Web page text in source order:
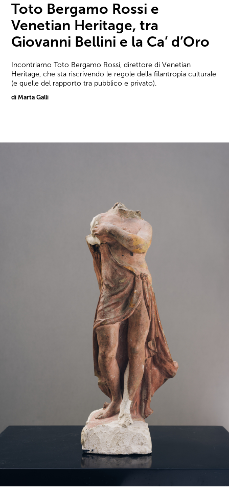
Toto Bergamo Rossi e
Venetian Heritage, tra
Giovanni Bellini e la Ca’ d’Oro
Incontriamo Toto Bergamo Rossi, direttore di Venetian
Heritage, che sta riscrivendo le regole della filantropia culturale
(e quelle del rapporto tra pubblico e privato).
di Marta Galli